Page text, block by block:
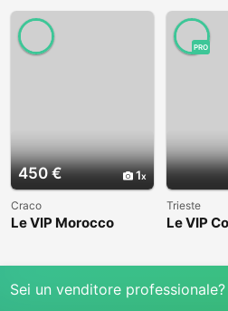
450 € 1
Craco
Le VIP Morocco
PRO
Trieste
Le VIP
Sei un venditore professionale?